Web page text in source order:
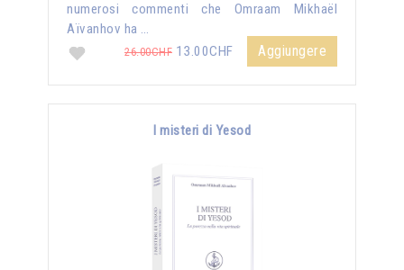
numerosi commenti che Omraam Mikhaël
Aïvanhov ha …
26.00CHF 13.00CHF Aggiungere
I misteri di Yesod